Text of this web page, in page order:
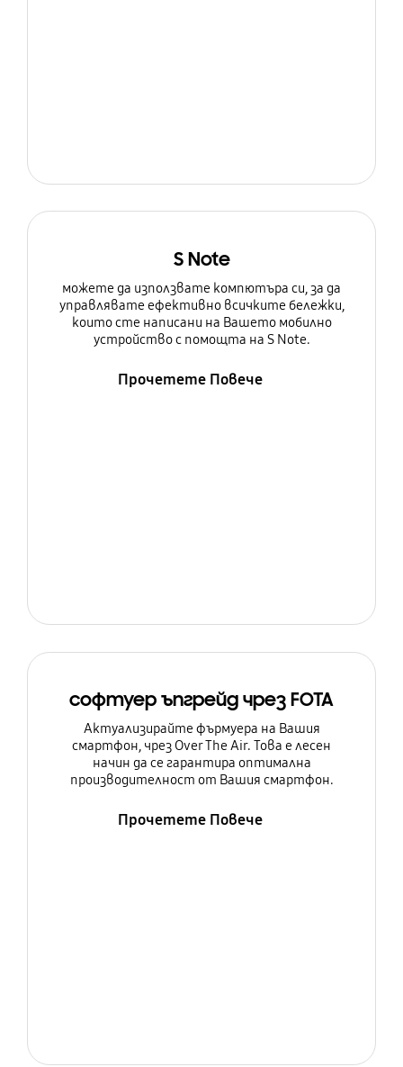
S Note
можете да използвате компютъра си, за да
управлявате ефективно всичките бележки,
които сте написани на Вашето мобилно
устройство с помощта на S Note.
Прочетете Повече
софтуер ъпгрейд чрез FOTA
Актуализирайте фърмуера на Вашия
смартфон, чрез Over The Air. Това е лесен
начин да се гарантира оптимална
производителност от Вашия смартфон.
Прочетете Повече